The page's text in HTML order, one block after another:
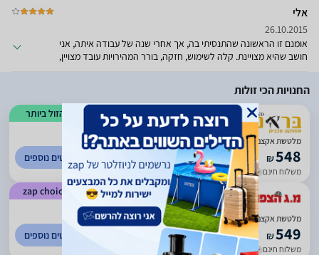
אלי
26.10.2015
אומנם זו הראשונה שהתנסיתי בה, אך אחרי שנה של עבודה איתה, אני
חושב שהיא מצויינת. קלה לשימוש, חזקה, בורר המהירויות עובד מצויין,
החנויות הכי זולות
הזול ביותר
4.09
(
920
)
מלטשת אקצנטרית "5 אלקטרונית MAKITA
₪548
משלוח חינם עד 7 ימי עסקים
לפרטים נוספים
zap choice
4.56
(
52
)
מלטשת אקצנטרית אלקטרונית חשמלית "5 MAKITA BO5041 מקיטה
₪549
משלוח חינם עד 7 ימי עסקים
לפרטים נוספים